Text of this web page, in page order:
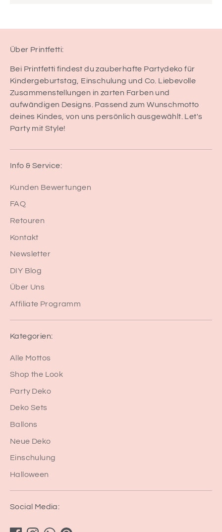
Über Printfetti:
Bei Printfetti findest du zauberhafte Partydeko für
Kindergeburtstag, Einschulung und Co. Liebevolle
Zusammenstellungen in zarten Farben und
aufwändigen Designs. Passend zum Wunschmotto
deines Kindes, von uns persönlich ausgewählt. Let's
Party mit Style!
Info & Service:
Kunden Bewertungen
FAQ
Retouren
Kontakt
Newsletter
DIY Blog
Über Uns
Affiliate Programm
Kategorien:
Alle Mottos
Shop the Look
Party Deko
Deko Sets
Ballons
Neue Deko
Einschulung
Halloween
Social Media: